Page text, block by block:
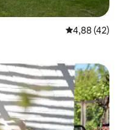
4,88 (42)